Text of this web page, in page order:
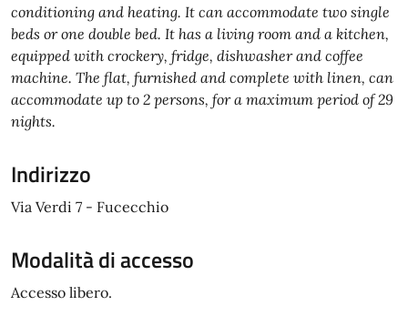
conditioning and heating. It can accommodate two single
beds or one double bed. It has a living room and a kitchen,
equipped with crockery, fridge, dishwasher and coffee
machine. The flat, furnished and complete with linen, can
accommodate up to 2 persons, for a maximum period of 29
nights.
Indirizzo
Via Verdi 7 - Fucecchio
Modalità di accesso
Accesso libero.